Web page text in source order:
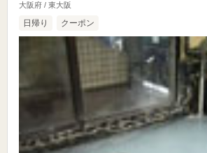
大阪府 / 東大阪
日帰り クーポン